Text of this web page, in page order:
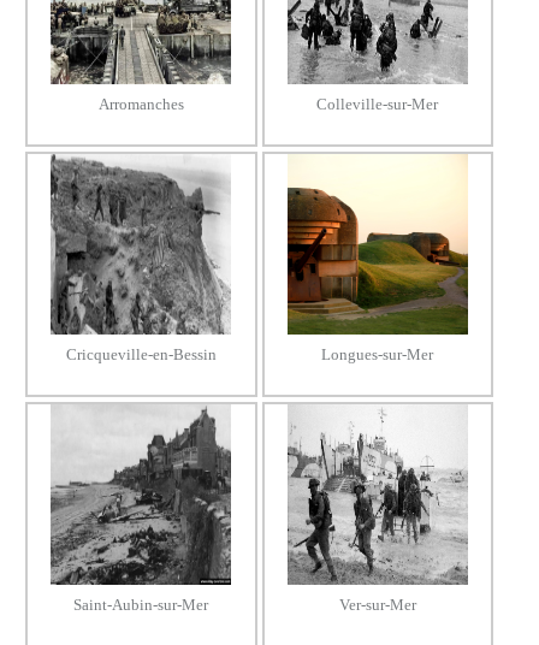
Arromanches Colleville-sur-Mer
Cricqueville-en-Bessin Longues-sur-Mer
Saint-Aubin-sur-Mer Ver-sur-Mer